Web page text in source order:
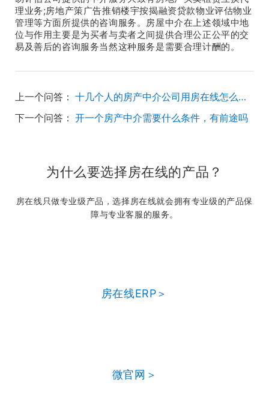
理业务;房地产策广告推销楼宇按揭融资贷款物业评估物业
管理等方面所提供的咨询服务。房屋中介在上述领域中地
位与作用主要是为买者与卖者之间提供合理公正公平的交
易及善后的咨询服务当然这种服务是需要合理计酬的。
上一个问答：
十几个人的房产中介公司用房在线怎么样？
下一个问答： 开一个房产中介需要什么条件，有前途吗
为什么要选择房在线的产品？
房在线只做专业级产品，选择房在线就会拥有专业级的产品保
障与专业客服的服务。
房在线ERP＞
微官网＞